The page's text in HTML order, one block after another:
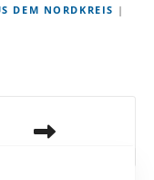
DEM NORDKREIS |